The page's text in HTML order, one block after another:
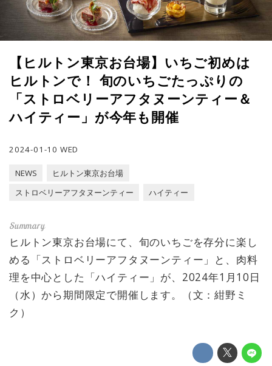
【ヒルトン東京お台場】いちご初めは
ヒルトンで！ 旬のいちごたっぷりの
「ストロベリーアフタヌーンティー＆
ハイティー」が今年も開催
2024-01-10 WED
NEWS
ヒルトン東京お台場
ストロベリーアフタヌーンティー
ハイティー
ヒルトン東京お台場にて、旬のいちごを存分に楽し
める「ストロベリーアフタヌーンティー」と、肉料
理を中心とした「ハイティー」が、2024年1月10日
（水）から期間限定で開催します。（文：紺野ミ
ク）